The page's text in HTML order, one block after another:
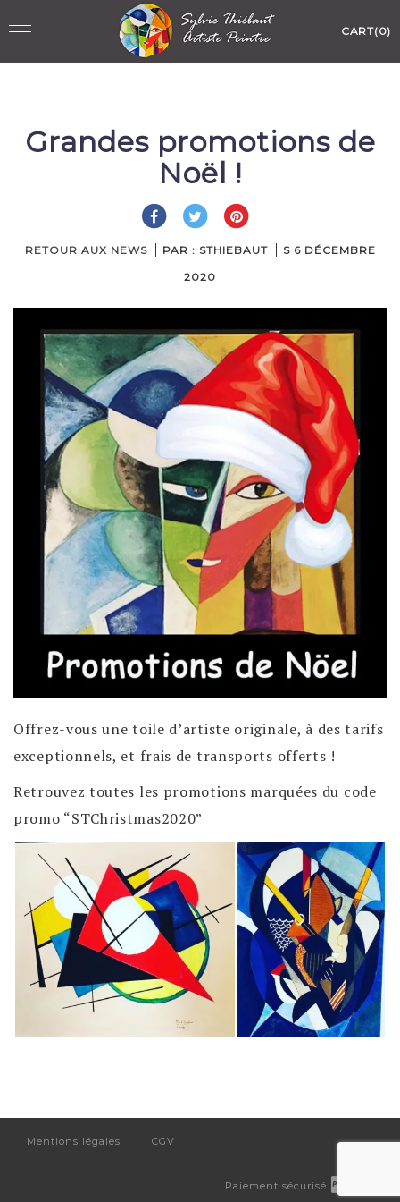
to
content
Toggle CART(0)
Grandes promotions de
Noël !
RETOUR AUX NEWS PAR : STHIEBAUT S 6 DÉCEMBRE
2020
Offrez-vous une toile d’artiste originale, à des tarifs
exceptionnels, et frais de transports offerts !
Retrouvez toutes les promotions marquées du code
promo “STChristmas2020”
Mentions légales CGV
Paiement sécurisé